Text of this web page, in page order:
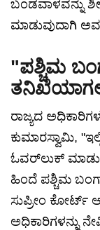
ಬಂಡವಾಳವನ್ನು
ಮಾಡುವುದಾಗಿ
"ಪಶ್ಚಿಮ
ರಾಜ್ಯದ
ಕುಮಾರಸ್ವಾಮಿ,
ಓವರ್‌ಲುಕ್
ಹಿಂದೆ ಪಶ್ಚಿಮ
ಸುಪ್ರೀಂ ಕೋರ್ಟ್
ಅಧಿಕಾರಿಗಳನ್ನು